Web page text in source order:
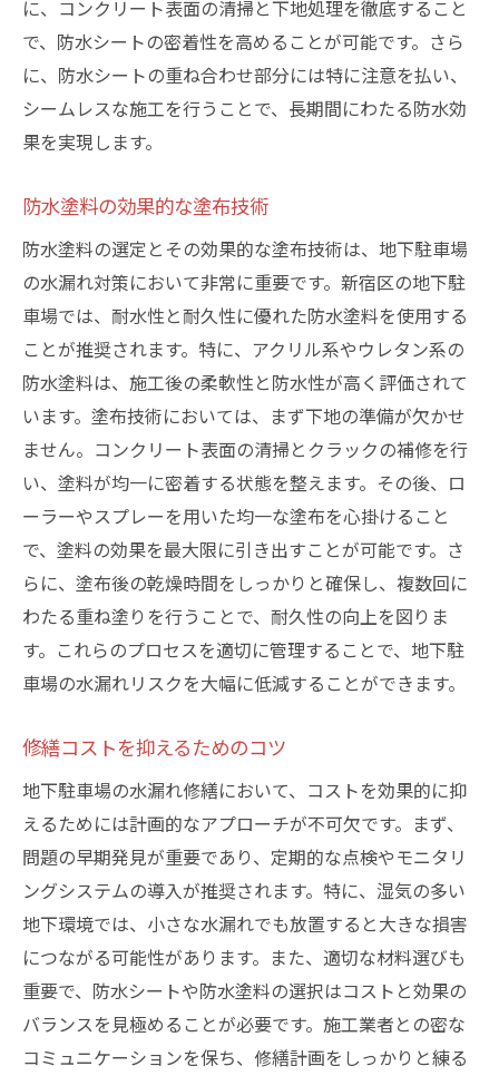
に、コンクリート表面の清掃と下地処理を徹底すること
で、防水シートの密着性を高めることが可能です。さら
に、防水シートの重ね合わせ部分には特に注意を払い、
シームレスな施工を行うことで、長期間にわたる防水効
果を実現します。
防水塗料の効果的な塗布技術
防水塗料の選定とその効果的な塗布技術は、地下駐車場
の水漏れ対策において非常に重要です。新宿区の地下駐
車場では、耐水性と耐久性に優れた防水塗料を使用する
ことが推奨されます。特に、アクリル系やウレタン系の
防水塗料は、施工後の柔軟性と防水性が高く評価されて
います。塗布技術においては、まず下地の準備が欠かせ
ません。コンクリート表面の清掃とクラックの補修を行
い、塗料が均一に密着する状態を整えます。その後、ロ
ーラーやスプレーを用いた均一な塗布を心掛けること
で、塗料の効果を最大限に引き出すことが可能です。さ
らに、塗布後の乾燥時間をしっかりと確保し、複数回に
わたる重ね塗りを行うことで、耐久性の向上を図りま
す。これらのプロセスを適切に管理することで、地下駐
車場の水漏れリスクを大幅に低減することができます。
修繕コストを抑えるためのコツ
地下駐車場の水漏れ修繕において、コストを効果的に抑
えるためには計画的なアプローチが不可欠です。まず、
問題の早期発見が重要であり、定期的な点検やモニタリ
ングシステムの導入が推奨されます。特に、湿気の多い
地下環境では、小さな水漏れでも放置すると大きな損害
につながる可能性があります。また、適切な材料選びも
重要で、防水シートや防水塗料の選択はコストと効果の
バランスを見極めることが必要です。施工業者との密な
コミュニケーションを保ち、修繕計画をしっかりと練る